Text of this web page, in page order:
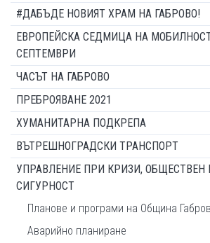
#ДАБЪДЕ НОВИЯТ ХРАМ НА ГАБРОВО!
ЕВРОПЕЙСКА СЕДМИЦА НА
СЕПТЕМВРИ
ЧАСЪТ НА ГАБРОВО
ПРЕБРОЯВАНЕ 2021
ХУМАНИТАРНА ПОДКРЕПА
ВЪТРЕШНОГРАДСКИ ТРАНСПОРТ
УПРАВЛЕНИЕ ПРИ КРИЗИ, ОБЩЕСТВЕН
СИГУРНОСТ
Планове и програми на Община
Аварийно планиране